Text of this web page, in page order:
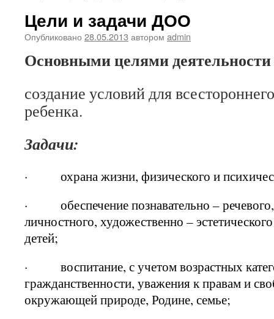
Цели и задачи ДОО
Опубликовано 28.05.2013 автором admin
Основными целями
создание условий для
ребенка.
Задачи:
· охрана жизни, физического и
· обеспечение познавательно –
личностного, художественно –
детей;
· воспитание, с учетом возрастных
гражданственности, уважения к правам и
окружающей природе, Родине, семье;